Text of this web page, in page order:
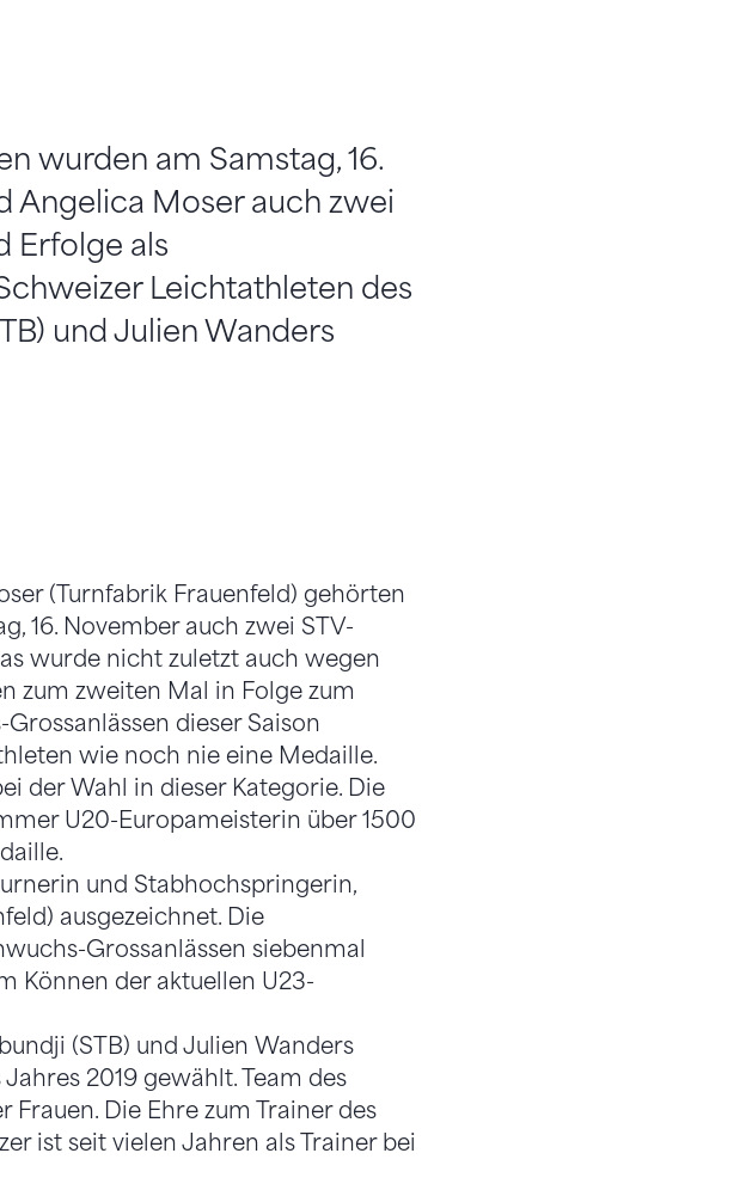
wurden am Samstag, 16.
Angelica Moser auch zwei
Erfolge als
Leichtathleten des
und Julien Wanders
(Turnfabrik Frauenfeld) gehörten
16. November auch zwei STV-
wurde nicht zuletzt auch wegen
zum zweiten Mal in Folge zum
dieser Saison
wie noch nie eine Medaille.
der Wahl in dieser Kategorie. Die
U20-Europameisterin über 1500
und Stabhochspringerin,
ausgezeichnet. Die
Grossanlässen siebenmal
Können der aktuellen U23-
(STB) und Julien Wanders
2019 gewählt. Team des
Die Ehre zum Trainer des
ist seit vielen Jahren als Trainer bei